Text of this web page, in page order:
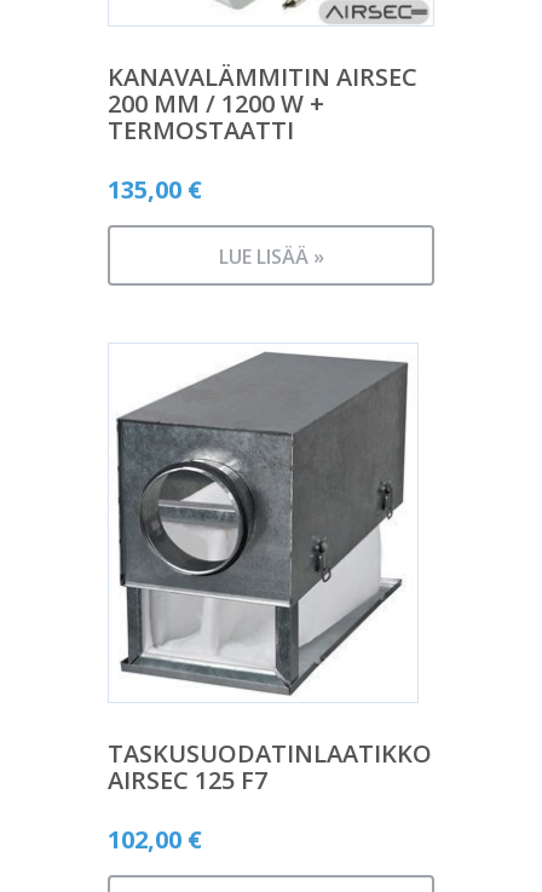
KANAVALÄMMITIN AIRSEC
200 MM / 1200 W +
TERMOSTAATTI
135,00 €
LUE LISÄÄ »
TASKUSUODATINLAATIKKO
AIRSEC 125 F7
102,00 €